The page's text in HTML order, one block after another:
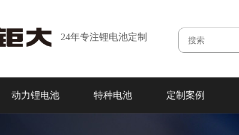
24年专注锂电池定制
动力锂电池 特种电池 定制案例